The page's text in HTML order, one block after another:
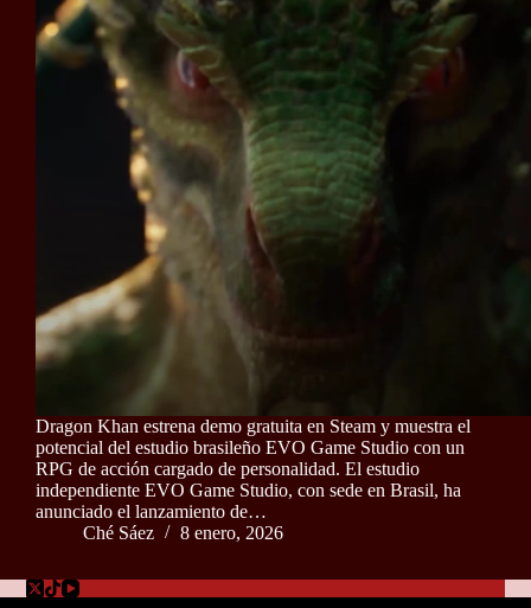
Dragon Khan estrena demo gratuita en Steam y muestra el
potencial del estudio brasileño EVO Game Studio con un
RPG de acción cargado de personalidad. El estudio
independiente EVO Game Studio, con sede en Brasil, ha
anunciado el lanzamiento de…
Ché Sáez
8 enero, 2026